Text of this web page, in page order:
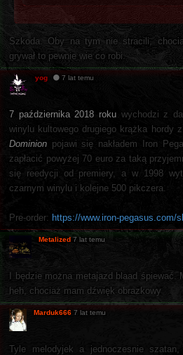
Szkoda. Oby na tym nie stracili,
grywał to pewnie wie co robi.
yog 7 lat temu
7 października 2018 roku wychodzi z
winylu kultowego drugiego krążka hordy
Dominion pojawi się nakładem Iron
zapłacić powyżej 70 euro za taką
się reedycji od premiery, a w 1998
czarnym winylu i kolejne 500 pikczera.
Pre-order: https://www.iron-pegasus.com/
Metalized 7 lat temu
I będzie można metajazd blaad śpiewać.
heh, chociaż mam dźwięk obrazkowy
Marduk666 7 lat temu
Tyle melodyjek a jednoczesnie